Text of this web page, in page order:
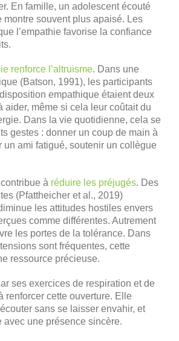
En famille, un adolescent écouté
montre souvent plus apaisé. Les
l’empathie favorise la confiance
renforce l’altruisme. Dans une
(Batson, 1991), les participants
empathique étaient deux
aider, même si cela leur coûtait du
Dans la vie quotidienne, cela se
gestes : donner un coup de main à
un ami fatigué, soutenir un collègue
à réduire les préjugés. Des
(Pfattheicher et al., 2019)
les attitudes hostiles envers
comme différentes. Autrement
les portes de la tolérance. Dans
sont fréquentes, cette
ressource précieuse.
ses exercices de respiration et de
renforcer cette ouverture. Elle
sans se laisser envahir, et
avec une présence sincère.